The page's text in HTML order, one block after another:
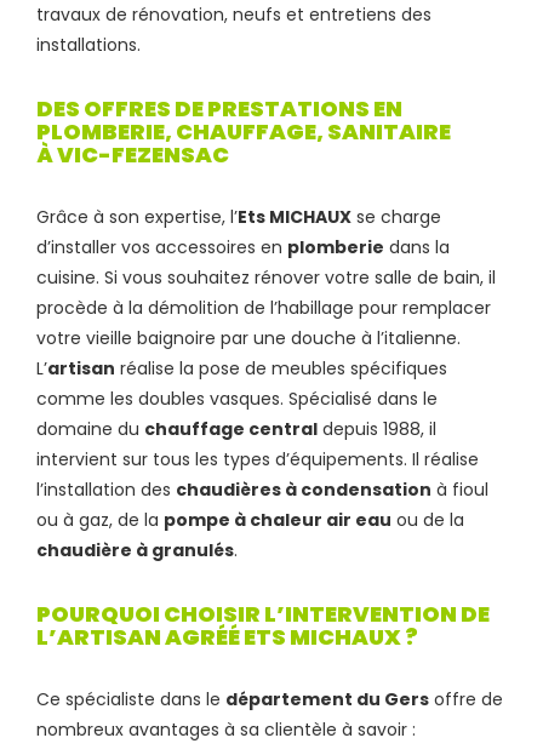
travaux de rénovation, neufs et entretiens des
installations.
DES OFFRES DE PRESTATIONS EN
PLOMBERIE, CHAUFFAGE, SANITAIRE
À VIC-FEZENSAC
Grâce à son expertise, l’Ets MICHAUX se charge
d’installer vos accessoires en plomberie dans la
cuisine. Si vous souhaitez rénover votre salle de bain, il
procède à la démolition de l’habillage pour remplacer
votre vieille baignoire par une douche à l’italienne.
L’artisan réalise la pose de meubles spécifiques
comme les doubles vasques. Spécialisé dans le
domaine du chauffage central depuis 1988, il
intervient sur tous les types d’équipements. Il réalise
l’installation des chaudières à condensation à fioul
ou à gaz, de la pompe à chaleur air eau ou de la
chaudière à granulés.
POURQUOI CHOISIR L’INTERVENTION DE
L’ARTISAN AGRÉÉ ETS MICHAUX ?
Ce spécialiste dans le département du Gers offre de
nombreux avantages à sa clientèle à savoir :